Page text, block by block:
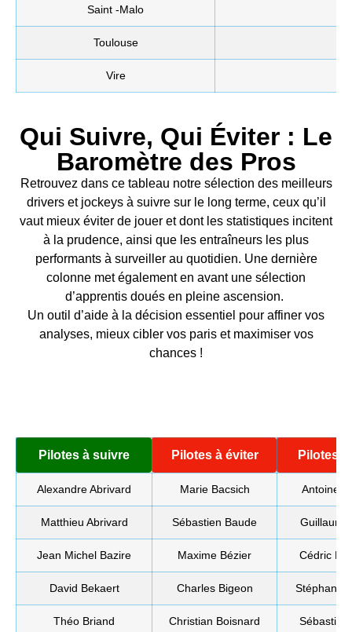
Saint -Malo
Toulouse
Vire
Qui Suivre, Qui Éviter : Le
Baromètre des Pros
Retrouvez dans ce tableau notre sélection des meilleurs
drivers et jockeys à suivre sur le long terme, ceux qu’il
vaut mieux éviter de jouer et dont les statistiques incitent
à la prudence, ainsi que les entraîneurs les plus
performants à surveiller au quotidien. Une dernière
colonne met également en avant une sélection
d’apprentis doués en pleine ascension.
Un outil d’aide à la décision essentiel pour affiner vos
analyses, mieux cibler vos paris et maximiser vos
chances !
Pilotes à suivre Pilotes à éviter Pilotes
Alexandre Abrivard Marie Bacsich Antoine
Matthieu Abrivard Sébastien Baude
Jean Michel Bazire Maxime Bézier Cédric
David Bekaert Charles Bigeon Stéphane
Théo Briand Christian Boisnard Sébastien